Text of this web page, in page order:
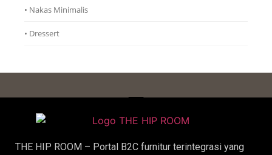
• Nakas Minimalis
• Dressert
THE HIP ROOM – Portal B2C furnitur terintegrasi yang